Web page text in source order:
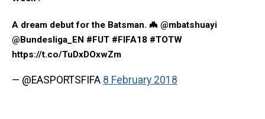
A dream debut for the Batsman. 🦇 @mbatshuayi
@Bundesliga_EN #FUT #FIFA18 #TOTW
https://t.co/TuDxDOxwZm
— @EASPORTSFIFA 8 February 2018